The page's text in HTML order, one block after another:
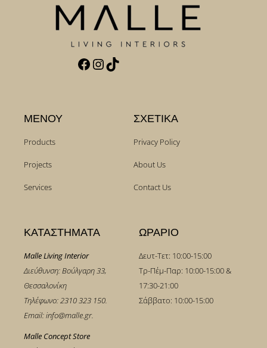
ΜΕΝΟΥ
Products
Projects
Services
ΣΧΕΤΙΚΑ
Privacy Policy
About Us
Contact Us
ΚΑΤΑΣΤΗΜΑΤΑ
Malle Living Interior
Διεύθυνση: Βούλγαρη 33,
Θεσσαλονίκη
Τηλέφωνο:2310 323 150.
Email:info@malle.gr.
Malle Concept Store
ΩΡΑΡΙΟ
Δευτ-Τετ: 10:00-15:00
Τρ-Πέμ-Παρ: 10:00-15:00 &
17:30-21:00
Σάββατο: 10:00-15:00